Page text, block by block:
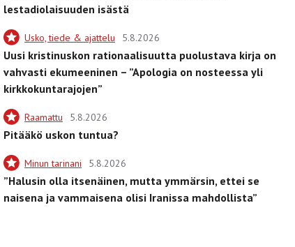
lestadiolaisuuden isästä
Usko, tiede & ajattelu 5.8.2026
Uusi kristinuskon rationaalisuutta puolustava kirja on
vahvasti ekumeeninen – ”Apologia on nosteessa yli
kirkkokuntarajojen”
Raamattu 5.8.2026
Pitääkö uskon tuntua?
Minun tarinani 5.8.2026
”Halusin olla itsenäinen, mutta ymmärsin, ettei se
naisena ja vammaisena olisi Iranissa mahdollista”